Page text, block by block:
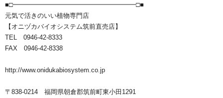
■□━━━━━━━━━━━━━━━━━━━□■
元気で活きのいい植物専門店
【オニヅカバイオシステム筑前直売店】
TEL 0946-42-8333
FAX 0946-42-8338
http://www.onidukabiosystem.co.jp
〒838-0214 福岡県朝倉郡筑前町東小田1291